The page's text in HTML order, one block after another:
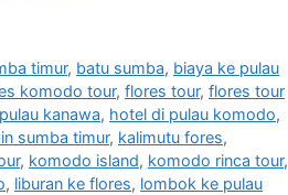
timur, batu sumba, biaya ke pulau
komodo tour, flores tour, flores tour
kanawa, hotel di pulau komodo,
sumba timur, kalimutu fores,
, komodo island, komodo rinca tour,
, liburan ke flores, lombok ke pulau